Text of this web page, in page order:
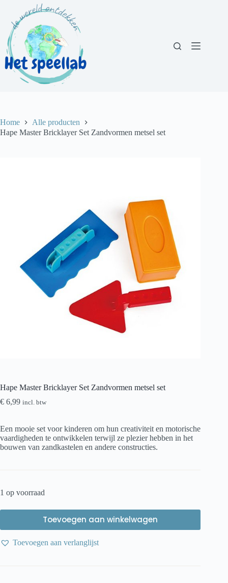
inhoud
Home
Alle producten
Hape Master Bricklayer Set Zandvormen metsel set
Hape Master Bricklayer Set Zandvormen metsel set
€ 6,99 incl. btw
Een mooie set voor kinderen om hun creativiteit en motorische
vaardigheden te ontwikkelen terwijl ze plezier hebben in het
bouwen van zandkastelen en andere constructies.
1 op voorraad
Toevoegen aan winkelwagen
Toevoegen aan verlanglijst